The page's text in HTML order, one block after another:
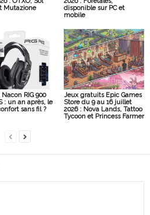
Mutazione
disponible sur PC et
mobile
RIG 900
: un an après, le
sans fil ?
Jeux gratuits Epic Games
Store du 9 au 16 juillet
2026 : Nova Lands, Tattoo
Tycoon et Princess Farmer